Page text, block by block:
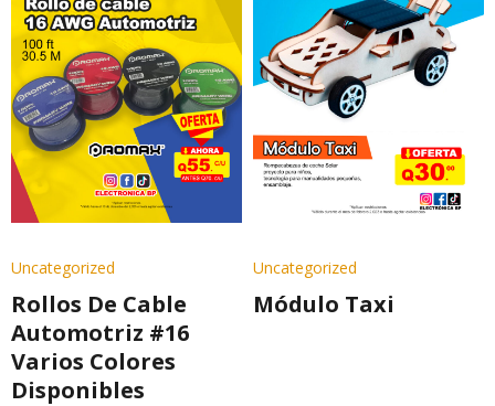
Uncategorized
Rollos De Cable
Automotriz #16
Varios Colores
Disponibles
Uncategorized
Módulo Taxi